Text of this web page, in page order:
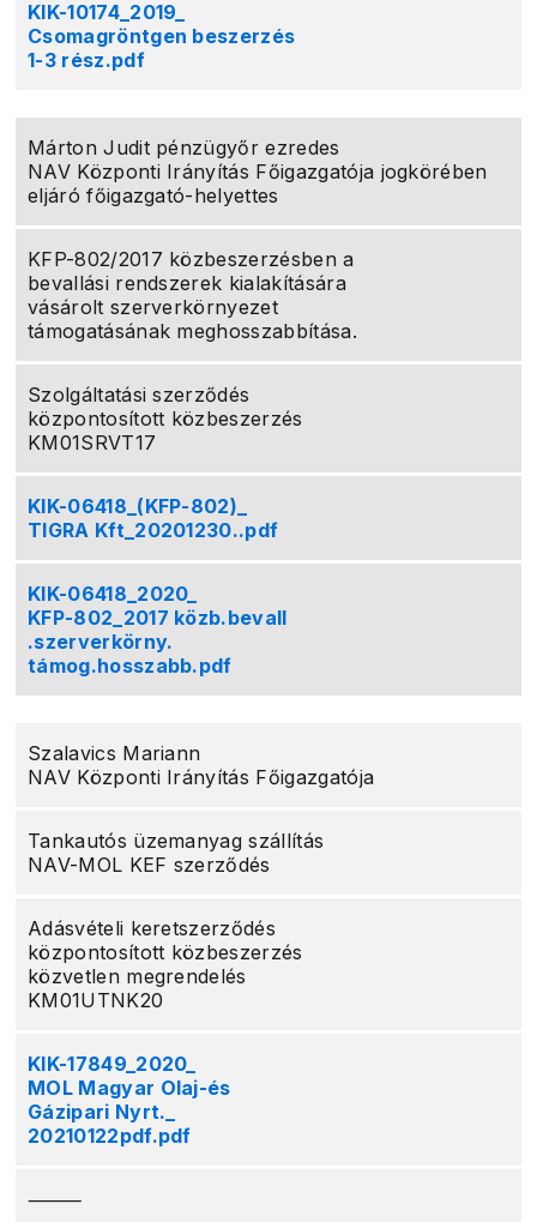
KIK-10174_2019_
Csomagröntgen beszerzés
1-3 rész.pdf
Márton Judit pénzügyőr ezredes
NAV Központi Irányítás Főigazgatója jogkörében
eljáró főigazgató-helyettes
KFP-802/2017 közbeszerzésben a
bevallási rendszerek kialakítására
vásárolt szerverkörnyezet
támogatásának meghosszabbítása.
Szolgáltatási szerződés
központosított közbeszerzés
KM01SRVT17
KIK-06418_(KFP-802)_
TIGRA Kft_20201230..pdf
KIK-06418_2020_
KFP-802_2017 közb.bevall
.szerverkörny.
támog.hosszabb.pdf
Szalavics Mariann
NAV Központi Irányítás Főigazgatója
Tankautós üzemanyag szállítás
NAV-MOL KEF szerződés
Adásvételi keretszerződés
központosított közbeszerzés
közvetlen megrendelés
KM01UTNK20
KIK-17849_2020_
MOL Magyar Olaj-és
Gázipari Nyrt._
20210122pdf.pdf
⸻